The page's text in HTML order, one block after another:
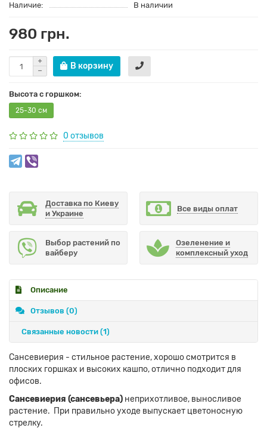
Наличие: В наличии
980 грн.
В корзину
Высота с горшком:
25-30 см
0 отзывов
Доставка по Киеву
и Украине
Все виды оплат
Выбор растений по
вайберу
Озеленение и
комплексный уход
Описание
Отзывов (0)
Связанные новости (1)
Сансевиерия - стильное растение, хорошо смотрится в
плоских горшках и высоких кашпо, отлично подходит для
офисов.
Сансевиерия (сансевьера) неприхотливое, выносливое
растение. При правильно уходе выпускает цветоносную
стрелку.